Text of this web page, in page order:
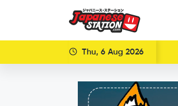
Thu, 6 Aug 2026